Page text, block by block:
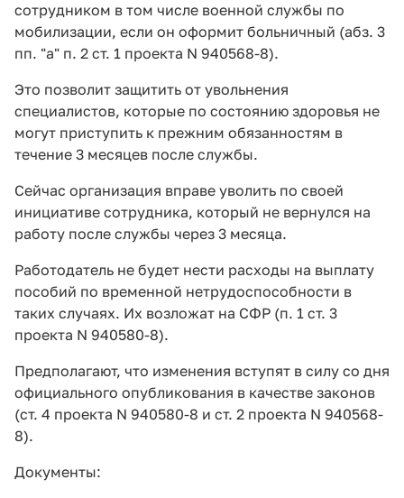
сотрудником в том числе военной службы по
мобилизации, если он оформит больничный (абз. 3
пп. "а" п. 2 ст. 1 проекта N 940568-8).
Это позволит защитить от увольнения
специалистов, которые по состоянию здоровья не
могут приступить к прежним обязанностям в
течение 3 месяцев после службы.
Сейчас организация вправе уволить по своей
инициативе сотрудника, который не вернулся на
работу после службы через 3 месяца.
Работодатель не будет нести расходы на выплату
пособий по временной нетрудоспособности в
таких случаях. Их возложат на СФР (п. 1 ст. 3
проекта N 940580-8).
Предполагают, что изменения вступят в силу со дня
официального опубликования в качестве законов
(ст. 4 проекта N 940580-8 и ст. 2 проекта N 940568-
8).
Документы: